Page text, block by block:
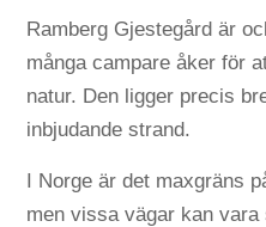
Ramberg Gjestegård är
många campare åker för
natur. Den ligger precis
inbjudande strand.
I Norge är det maxgräns
men vissa vägar kan